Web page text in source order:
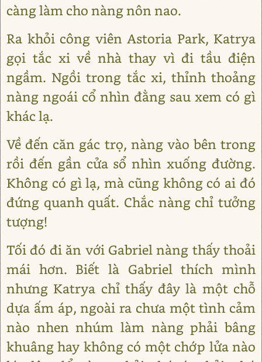
càng làm cho nàng nôn nao.
Ra khỏi công viên Astoria Park, Katrya
gọi tắc xi về nhà thay vì đi tầu điện
ngầm. Ngồi trong tắc xi, thỉnh thoảng
nàng ngoái cổ nhìn đằng sau xem có gì
khác lạ.
Về đến căn gác trọ, nàng vào bên trong
rồi đến gần cửa sổ nhìn xuống đường.
Không có gì lạ, mà cũng không có ai đó
đứng quanh quất. Chắc nàng chỉ tưởng
tượng!
Tối đó đi ăn với Gabriel nàng thấy thoải
mái hơn. Biết là Gabriel thích mình
nhưng Katrya chỉ thấy đây là một chỗ
dựa ấm áp, ngoài ra chưa một tình cảm
nào nhen nhúm làm nàng phải bâng
khuâng hay không có một chớp lửa nào